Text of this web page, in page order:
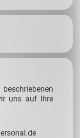
uns auf Ihre